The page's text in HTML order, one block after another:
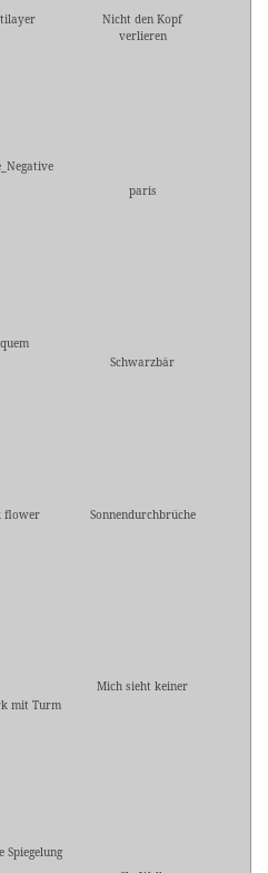
Nicht den Kopf
verlieren
paris
Schwarzbär
flower Sonnendurchbrüche
mit Turm
Mich sieht keiner
Spiegelung